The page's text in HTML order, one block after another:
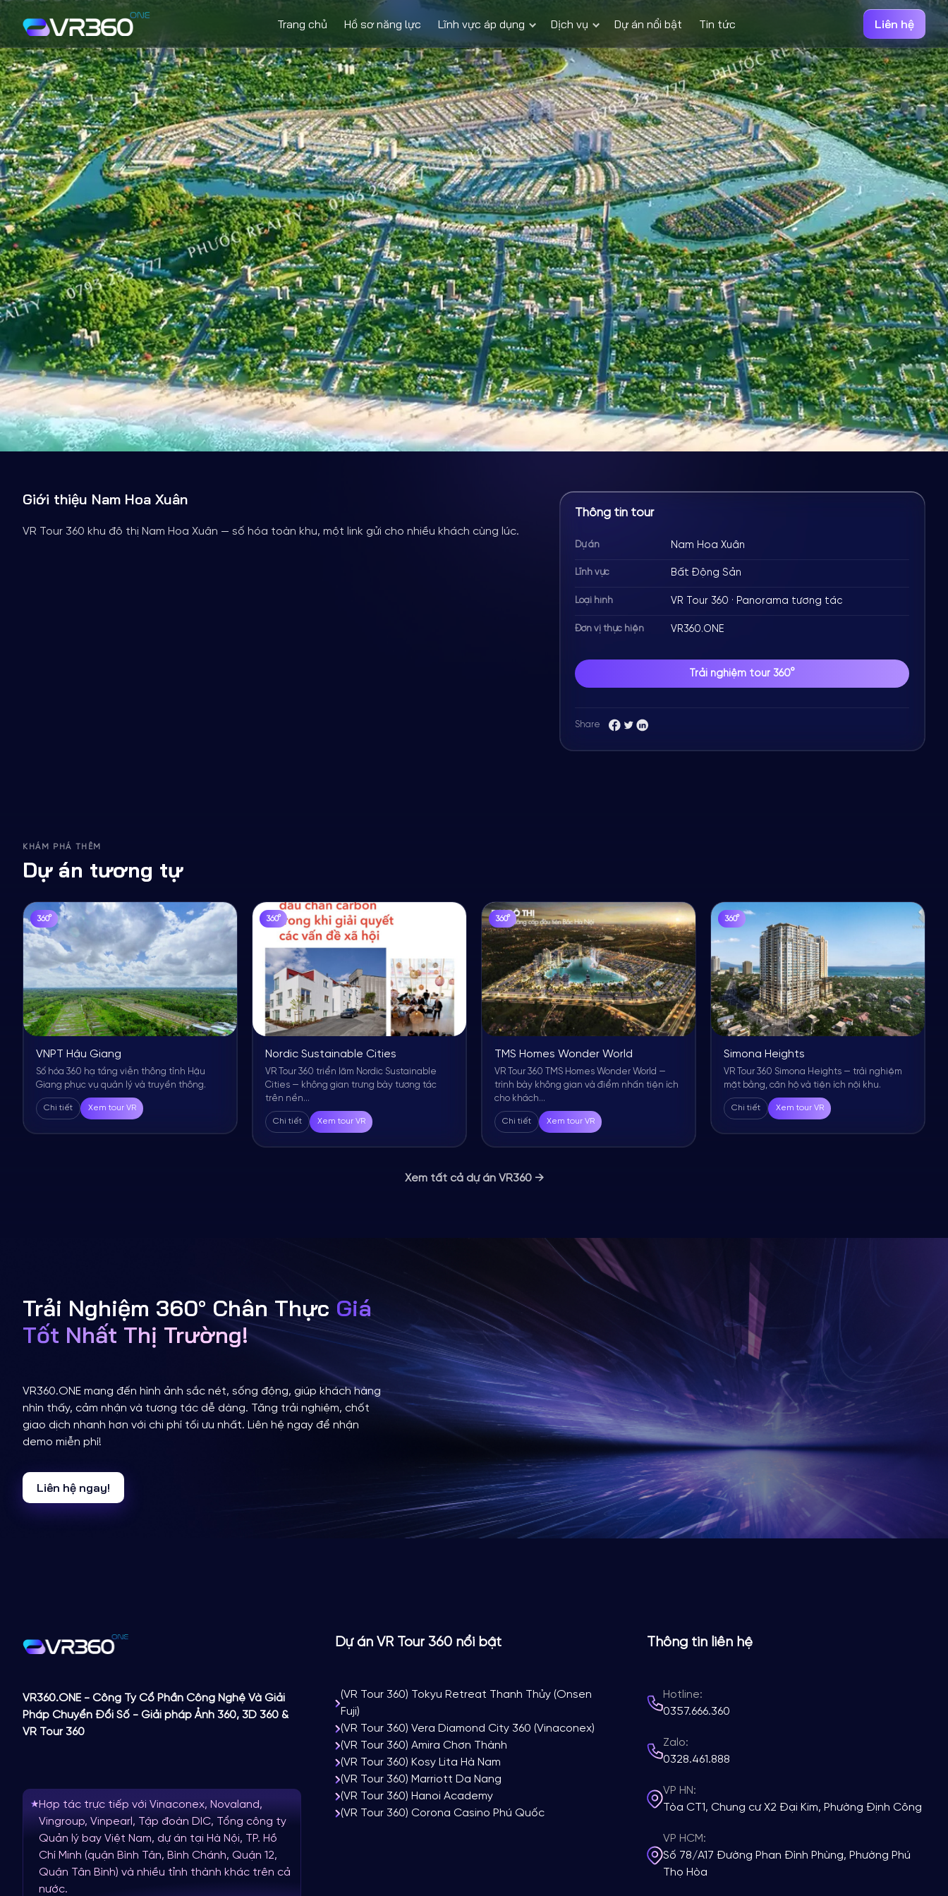
Trang chủ Hồ sơ năng lực Lĩnh vực áp dụng Dịch vụ Dự án nổi bật Tin tức Liên hệ
Trang chủ Dự án nổi bật
Nam Hoa Xuân
Giới thiệu Nam Hoa Xuân
VR Tour 360 khu đô thị Nam Hoa Xuân — số hóa toàn khu, một link gửi cho nhiều khách cùng lúc.
Thông tin tour
Dự án Nam Hoa Xuân
Lĩnh vực Bất Động Sản
Loại hình VR Tour 360 · Panorama tương tác
Đơn vị thực hiện VR360.ONE
Trải nghiệm tour 360°
Share
KHÁM PHÁ THÊM
Dự án tương tự
360°
VNPT Hậu Giang
Số hóa 360 hạ tầng viễn thông tỉnh Hậu
Giang phục vụ quản lý và truyền thông.
Chi tiết Xem tour VR
360°
Nordic Sustainable Cities
VR Tour 360 triển lãm Nordic Sustainable
Cities — không gian trưng bày tương tác
trên nền...
Chi tiết Xem tour VR
360°
TMS Homes Wonder World
VR Tour 360 TMS Homes Wonder World —
trình bày không gian và điểm nhấn tiện ích
cho khách...
Chi tiết Xem tour VR
360°
Simona Heights
VR Tour 360 Simona Heights — trải nghiệm
mặt bằng, căn hộ và tiện ích nội khu.
Chi tiết Xem tour VR
Xem tất cả dự án VR360 →
Trải Nghiệm 360° Chân Thực Giá
Tốt Nhất Thị Trường!
VR360.ONE mang đến hình ảnh sắc nét, sống động, giúp khách hàng
nhìn thấy, cảm nhận và tương tác dễ dàng. Tăng trải nghiệm, chốt
giao dịch nhanh hơn với chi phí tối ưu nhất. Liên hệ ngay để nhận
demo miễn phí!
Liên hệ ngay!
VR360.ONE - Công Ty Cổ Phần Công Nghệ Và Giải
Pháp Chuyển Đổi Số - Giải pháp Ảnh 360, 3D 360 &
VR Tour 360
Hợp tác trực tiếp với Vinaconex, Novaland,
Vingroup, Vinpearl, Tập đoàn DIC, Tổng công ty
Quản lý bay Việt Nam, dự án tại Hà Nội, TP. Hồ
Chí Minh (quận Bình Tân, Bình Chánh, Quận 12,
Quận Tân Bình) và nhiều tỉnh thành khác trên cả
nước.
Dự án VR Tour 360 nổi bật
(VR Tour 360) Tokyu Retreat Thanh Thủy (Onsen
Fuji)
(VR Tour 360) Vera Diamond City 360 (Vinaconex)
(VR Tour 360) Amira Chơn Thành
(VR Tour 360) Kosy Lita Hà Nam
(VR Tour 360) Marriott Da Nang
(VR Tour 360) Hanoi Academy
(VR Tour 360) Corona Casino Phú Quốc
Thông tin liên hệ
Hotline:
0357.666.360
Zalo:
0328.461.888
VP HN:
Tòa CT1, Chung cư X2 Đại Kim, Phường Định Công
VP HCM:
Số 78/A17 Đường Phan Đình Phùng, Phường Phú
Thọ Hòa